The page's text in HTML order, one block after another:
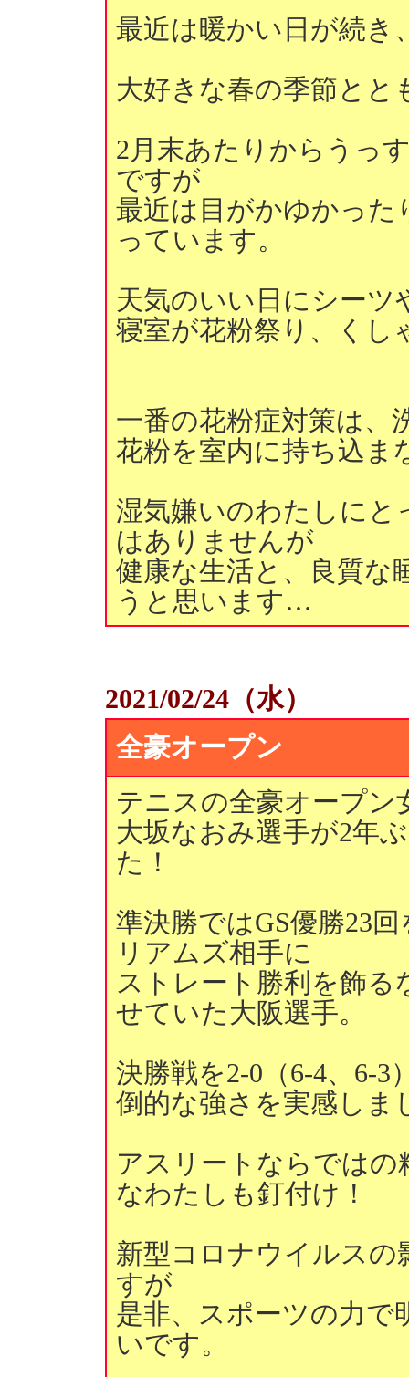
最近は暖かい日が続き
大好きな春の季節とと
2月末あたりからうっ
ですが
最近は目がかゆかった
っています。
天気のいい日にシーツ
寝室が花粉祭り、くし
一番の花粉症対策は、
花粉を室内に持ち込
湿気嫌いのわたしにと
はありませんが
健康な生活と、良質な
うと思います…
2021/02/24（水）
全豪オープン
テニスの全豪オープン
大坂なおみ選手が2年
た！
準決勝ではGS優勝23
リアムズ相手に
ストレート勝利を飾
せていた大阪選手。
決勝戦を2-0（6-4、6-3
倒的な強さを実感しま
アスリートならではの
なわたしも釘付け！
新型コロナウイルスの
すが
是非、スポーツの力で
いです。